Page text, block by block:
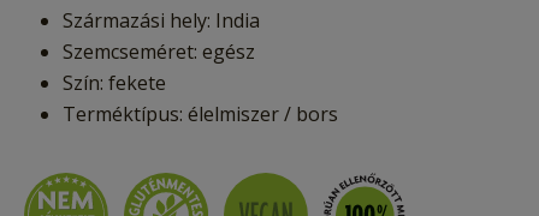
Származási hely: India
Szemcseméret: egész
Szín: fekete
Terméktípus: élelmiszer / bors